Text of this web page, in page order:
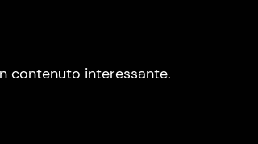
contenuto interessante.